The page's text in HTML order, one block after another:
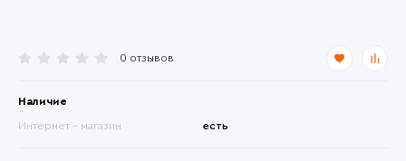
0 отзывов
Наличие
Интернет - магазин есть